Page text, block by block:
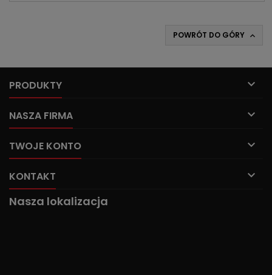
POWRÓT DO GÓRY 
PRODUKTY 
NASZA FIRMA 
TWOJE KONTO 
KONTAKT 
Nasza lokalizacja